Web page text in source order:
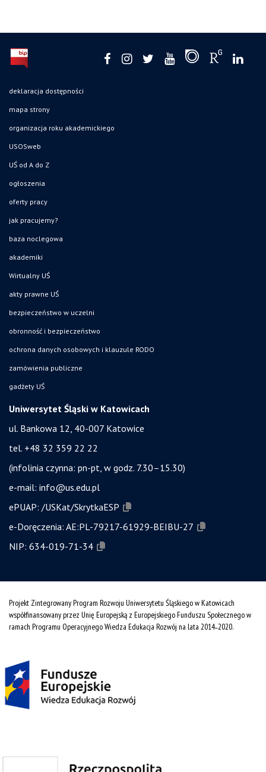
deklaracja dostępności
mapa strony
organizacja roku akademickiego
USOSweb
UŚ od A do Z
ogłoszenia
oferty pracy
jak pracujemy?
baza noclegowa
akademiki
Wirtualny UŚ
akty prawne UŚ
bezpieczeństwo w uczelni
obronność i bezpieczeństwo
ochrona danych osobowych i klauzule RODO
zamówienia publiczne
gadżety UŚ
Uniwersytet Śląski w Katowicach
ul. Bankowa 12, 40-007 Katowice
tel. +48 32 359 22 22
(infolinia czynna: pn-pt, w godz. 7.30–15.30)
e-mail: info@us.edu.pl
ePUAP: /USKat/SkrytkaESP
e-Doręczenia: AE:PL-79217-61929-BEIBU-27
NIP: 634-019-71-34
Projekt Zintegrowany Program Rozwoju Uniwersytetu Śląskiego w Katowicach
współfinansowany przez Unię Europejską z Europejskiego Funduszu Społecznego w
ramach Programu Operacyjnego Wiedza Edukacja Rozwój na lata 2014˗2020.